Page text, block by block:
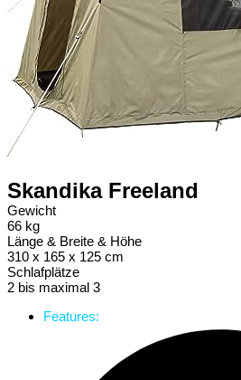
Skandika Freeland
Gewicht
66 kg
Länge & Breite & Höhe
‎310 x 165 x 125 cm
Schlafplätze
2 bis maximal 3
Features: